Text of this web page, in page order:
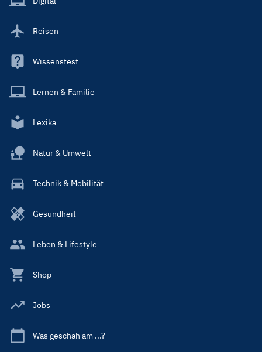
Reisen
Wissenstest
Lernen & Familie
Lexika
Natur & Umwelt
Technik & Mobilität
Gesundheit
Leben & Lifestyle
Shop
Jobs
Was geschah am ...?